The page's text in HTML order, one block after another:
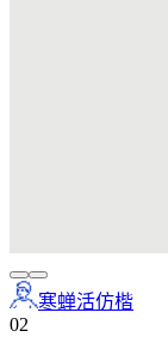
寒蝉活仿楷
02